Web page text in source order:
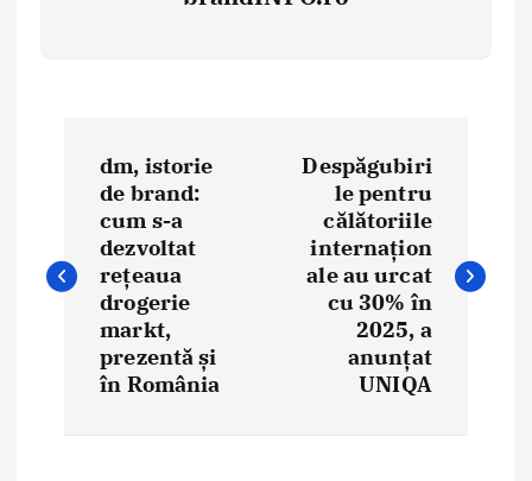
i
dm, istorie
de brand:
cum s-a
dezvoltat
rețeaua
drogerie
markt,
prezentă și
în România
Despăgubiri
le pentru
călătoriile
internațion
ale au urcat
cu 30% în
2025, a
anunțat
UNIQA